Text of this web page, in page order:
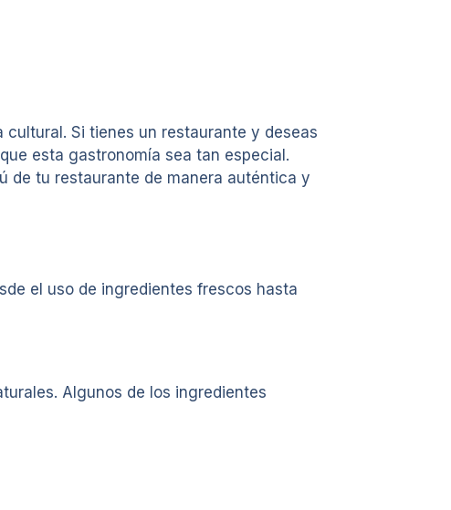
Si tienes un restaurante y deseas
esta gastronomía sea tan especial.
de tu restaurante de manera auténtica y
el uso de ingredientes frescos hasta
Algunos de los ingredientes